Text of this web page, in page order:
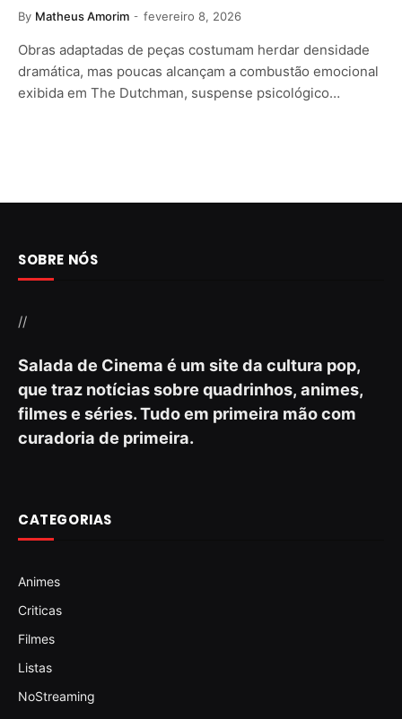
By Matheus Amorim fevereiro 8, 2026
Obras adaptadas de peças costumam herdar densidade
dramática, mas poucas alcançam a combustão emocional
exibida em The Dutchman, suspense psicológico…
SOBRE NÓS
//
Salada de Cinema é um site da cultura pop,
que traz notícias sobre quadrinhos, animes,
filmes e séries. Tudo em primeira mão com
curadoria de primeira.
CATEGORIAS
Animes
Criticas
Filmes
Listas
NoStreaming